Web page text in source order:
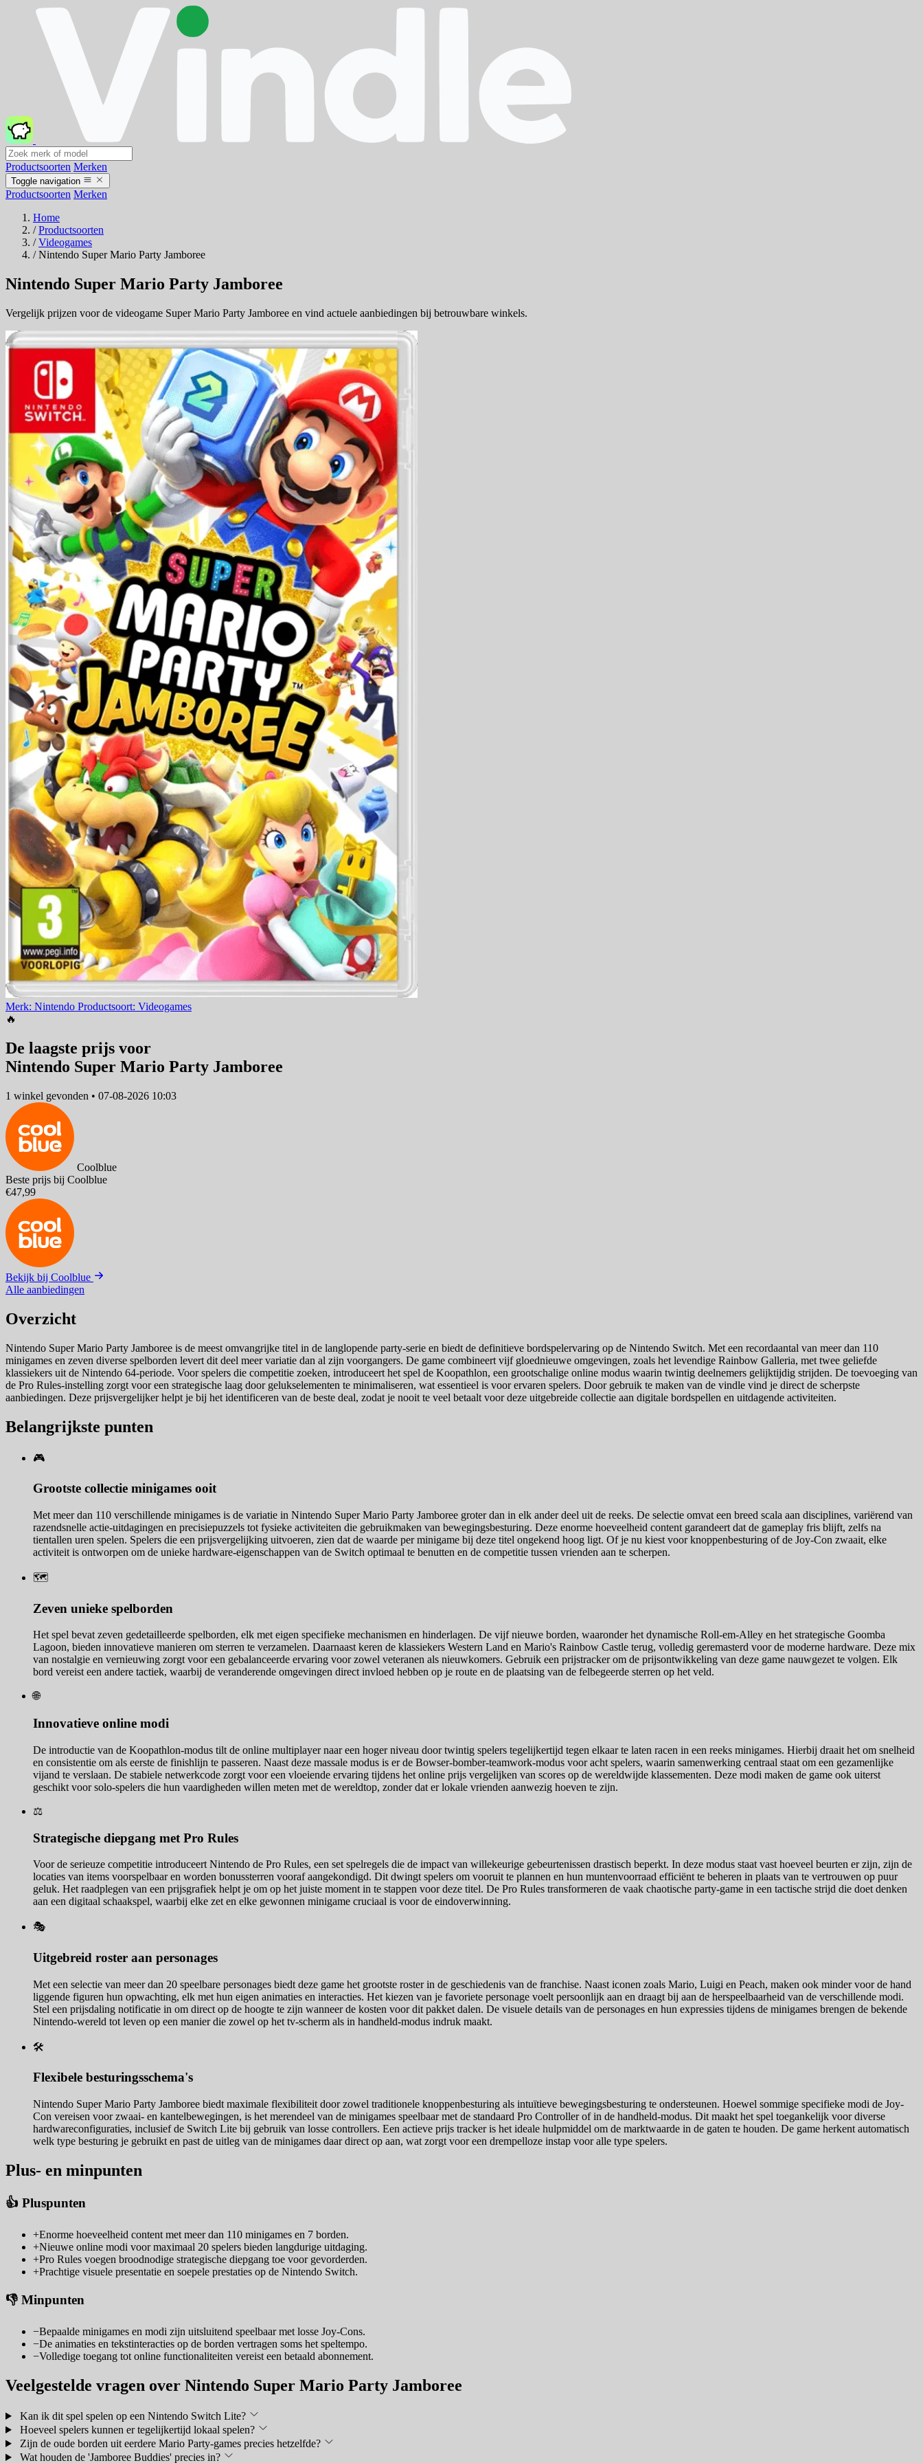
Productsoorten Merken
Toggle navigation
Productsoorten Merken
Home
/ Productsoorten
/ Videogames
/ Nintendo Super Mario Party Jamboree
Nintendo Super Mario Party Jamboree
Vergelijk prijzen voor de videogame Super Mario Party Jamboree en vind actuele aanbiedingen bij betrouwbare winkels.
Merk: Nintendo Productsoort: Videogames
🔥
De laagste prijs voor
Nintendo Super Mario Party Jamboree
1 winkel gevonden • 07-08-2026 10:03
Coolblue
Beste prijs bij Coolblue
€47,99
Bekijk bij Coolblue
Alle aanbiedingen
Overzicht
Nintendo Super Mario Party Jamboree is de meest omvangrijke titel in de langlopende party-serie en biedt de definitieve bordspelervaring op de Nintendo Switch. Met een recordaantal van meer dan 110
minigames en zeven diverse spelborden levert dit deel meer variatie dan al zijn voorgangers. De game combineert vijf gloednieuwe omgevingen, zoals het levendige Rainbow Galleria, met twee geliefde
klassiekers uit de Nintendo 64-periode. Voor spelers die competitie zoeken, introduceert het spel de Koopathlon, een grootschalige online modus waarin twintig deelnemers gelijktijdig strijden. De toevoeging van
de Pro Rules-instelling zorgt voor een strategische laag door gelukselementen te minimaliseren, wat essentieel is voor ervaren spelers. Door gebruik te maken van de vindle vind je direct de scherpste
aanbiedingen. Deze prijsvergelijker helpt je bij het identificeren van de beste deal, zodat je nooit te veel betaalt voor deze uitgebreide collectie aan digitale bordspellen en uitdagende activiteiten.
Belangrijkste punten
🎮
Grootste collectie minigames ooit
Met meer dan 110 verschillende minigames is de variatie in Nintendo Super Mario Party Jamboree groter dan in elk ander deel uit de reeks. De selectie omvat een breed scala aan disciplines, variërend van
razendsnelle actie-uitdagingen en precisiepuzzels tot fysieke activiteiten die gebruikmaken van bewegingsbesturing. Deze enorme hoeveelheid content garandeert dat de gameplay fris blijft, zelfs na
tientallen uren spelen. Spelers die een prijsvergelijking uitvoeren, zien dat de waarde per minigame bij deze titel ongekend hoog ligt. Of je nu kiest voor knoppenbesturing of de Joy-Con zwaait, elke
activiteit is ontworpen om de unieke hardware-eigenschappen van de Switch optimaal te benutten en de competitie tussen vrienden aan te scherpen.
🗺️
Zeven unieke spelborden
Het spel bevat zeven gedetailleerde spelborden, elk met eigen specifieke mechanismen en hinderlagen. De vijf nieuwe borden, waaronder het dynamische Roll-em-Alley en het strategische Goomba
Lagoon, bieden innovatieve manieren om sterren te verzamelen. Daarnaast keren de klassiekers Western Land en Mario's Rainbow Castle terug, volledig geremasterd voor de moderne hardware. Deze mix
van nostalgie en vernieuwing zorgt voor een gebalanceerde ervaring voor zowel veteranen als nieuwkomers. Gebruik een prijstracker om de prijsontwikkeling van deze game nauwgezet te volgen. Elk
bord vereist een andere tactiek, waarbij de veranderende omgevingen direct invloed hebben op je route en de plaatsing van de felbegeerde sterren op het veld.
🌐
Innovatieve online modi
De introductie van de Koopathlon-modus tilt de online multiplayer naar een hoger niveau door twintig spelers tegelijkertijd tegen elkaar te laten racen in een reeks minigames. Hierbij draait het om snelheid
en consistentie om als eerste de finishlijn te passeren. Naast deze massale modus is er de Bowser-bomber-teamwork-modus voor acht spelers, waarin samenwerking centraal staat om een gezamenlijke
vijand te verslaan. De stabiele netwerkcode zorgt voor een vloeiende ervaring tijdens het online prijs vergelijken van scores op de wereldwijde klassementen. Deze modi maken de game ook uiterst
geschikt voor solo-spelers die hun vaardigheden willen meten met de wereldtop, zonder dat er lokale vrienden aanwezig hoeven te zijn.
⚖️
Strategische diepgang met Pro Rules
Voor de serieuze competitie introduceert Nintendo de Pro Rules, een set spelregels die de impact van willekeurige gebeurtenissen drastisch beperkt. In deze modus staat vast hoeveel beurten er zijn, zijn de
locaties van items voorspelbaar en worden bonussterren vooraf aangekondigd. Dit dwingt spelers om vooruit te plannen en hun muntenvoorraad efficiënt te beheren in plaats van te vertrouwen op puur
geluk. Het raadplegen van een prijsgrafiek helpt je om op het juiste moment in te stappen voor deze titel. De Pro Rules transformeren de vaak chaotische party-game in een tactische strijd die doet denken
aan een digitaal schaakspel, waarbij elke zet en elke gewonnen minigame cruciaal is voor de eindoverwinning.
🎭
Uitgebreid roster aan personages
Met een selectie van meer dan 20 speelbare personages biedt deze game het grootste roster in de geschiedenis van de franchise. Naast iconen zoals Mario, Luigi en Peach, maken ook minder voor de hand
liggende figuren hun opwachting, elk met hun eigen animaties en interacties. Het kiezen van je favoriete personage voelt persoonlijk aan en draagt bij aan de herspeelbaarheid van de verschillende modi.
Stel een prijsdaling notificatie in om direct op de hoogte te zijn wanneer de kosten voor dit pakket dalen. De visuele details van de personages en hun expressies tijdens de minigames brengen de bekende
Nintendo-wereld tot leven op een manier die zowel op het tv-scherm als in handheld-modus indruk maakt.
🛠️
Flexibele besturingsschema's
Nintendo Super Mario Party Jamboree biedt maximale flexibiliteit door zowel traditionele knoppenbesturing als intuïtieve bewegingsbesturing te ondersteunen. Hoewel sommige specifieke modi de Joy-
Con vereisen voor zwaai- en kantelbewegingen, is het merendeel van de minigames speelbaar met de standaard Pro Controller of in de handheld-modus. Dit maakt het spel toegankelijk voor diverse
hardwareconfiguraties, inclusief de Switch Lite bij gebruik van losse controllers. Een actieve prijs tracker is het ideale hulpmiddel om de marktwaarde in de gaten te houden. De game herkent automatisch
welk type besturing je gebruikt en past de uitleg van de minigames daar direct op aan, wat zorgt voor een drempelloze instap voor alle type spelers.
Plus- en minpunten
👍 Pluspunten
+Enorme hoeveelheid content met meer dan 110 minigames en 7 borden.
+Nieuwe online modi voor maximaal 20 spelers bieden langdurige uitdaging.
+Pro Rules voegen broodnodige strategische diepgang toe voor gevorderden.
+Prachtige visuele presentatie en soepele prestaties op de Nintendo Switch.
👎 Minpunten
−Bepaalde minigames en modi zijn uitsluitend speelbaar met losse Joy-Cons.
−De animaties en tekstinteracties op de borden vertragen soms het speltempo.
−Volledige toegang tot online functionaliteiten vereist een betaald abonnement.
Veelgestelde vragen over Nintendo Super Mario Party Jamboree
Kan ik dit spel spelen op een Nintendo Switch Lite?
Hoeveel spelers kunnen er tegelijkertijd lokaal spelen?
Zijn de oude borden uit eerdere Mario Party-games precies hetzelfde?
Wat houden de 'Jamboree Buddies' precies in?